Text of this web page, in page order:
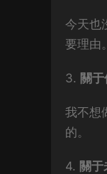
今天也
要理由。
3. 關
我不想
的。
4. 關于